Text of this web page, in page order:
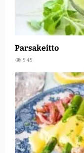
Parsakeitto
545